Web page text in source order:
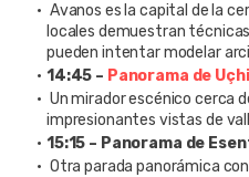
Avanos es la capital de la
locales demuestran
pueden intentar modelar
14:45 – Panorama de
Un mirador escénico cerca
impresionantes vistas de
15:15 – Panorama de
Otra parada panorámica